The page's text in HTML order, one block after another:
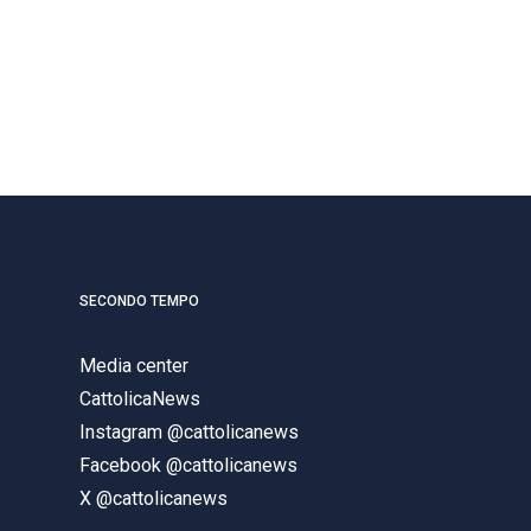
SECONDO TEMPO
Media center
CattolicaNews
Instagram @cattolicanews
Facebook @cattolicanews
X @cattolicanews